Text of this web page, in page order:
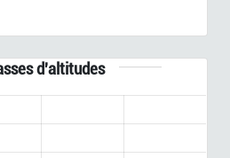
d'altitudes